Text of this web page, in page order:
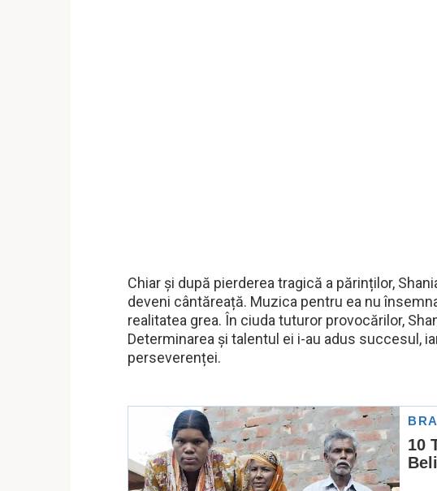
Chiar și după pierderea tragică a părinților,
deveni cântăreață. Muzica pentru ea nu
realitatea grea. În ciuda tuturor provocărilor,
Determinarea și talentul ei i-au adus succesul,
perseverenței.